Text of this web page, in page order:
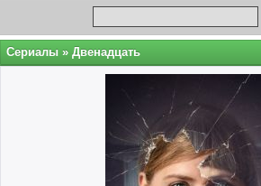
Сериалы » Двенадцать